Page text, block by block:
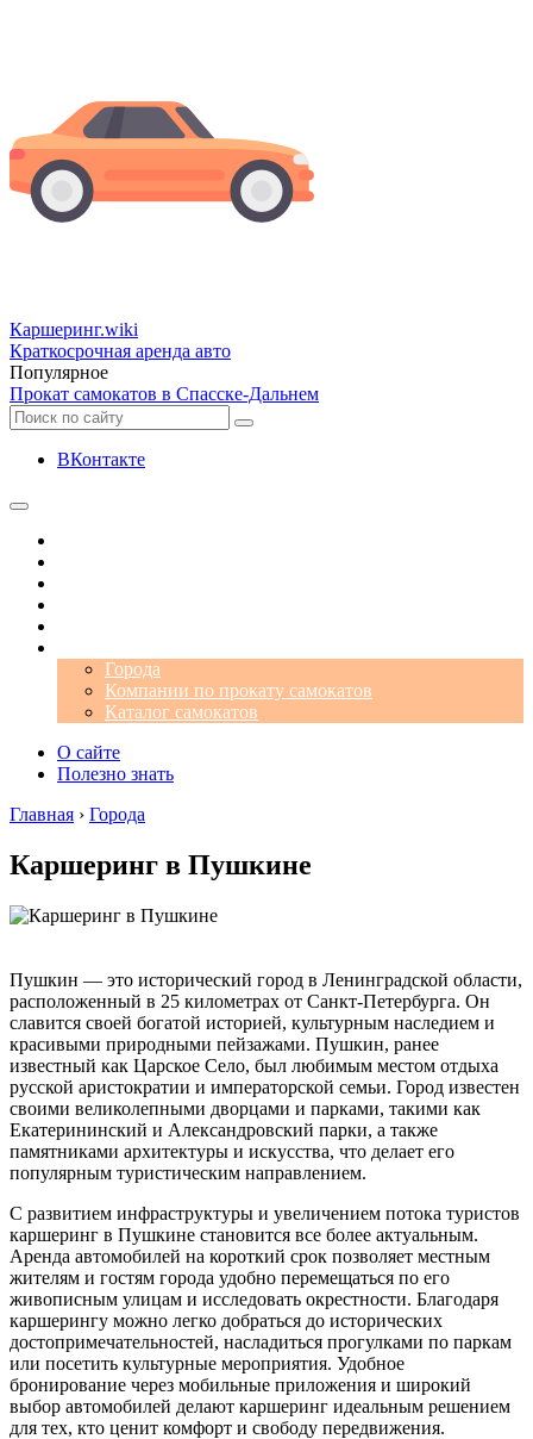
Каршеринг.wiki
Краткосрочная аренда авто
Популярное
Прокат самокатов в Спасске-Дальнем
ВКонтакте
Города
Компании по прокату самокатов
Каталог самокатов
О сайте
Полезно знать
Главная › Города
Каршеринг в Пушкине
Пушкин — это исторический город в Ленинградской области,
расположенный в 25 километрах от Санкт-Петербурга. Он
славится своей богатой историей, культурным наследием и
красивыми природными пейзажами. Пушкин, ранее
известный как Царское Село, был любимым местом отдыха
русской аристократии и императорской семьи. Город известен
своими великолепными дворцами и парками, такими как
Екатерининский и Александровский парки, а также
памятниками архитектуры и искусства, что делает его
популярным туристическим направлением.
С развитием инфраструктуры и увеличением потока туристов
каршеринг в Пушкине становится все более актуальным.
Аренда автомобилей на короткий срок позволяет местным
жителям и гостям города удобно перемещаться по его
живописным улицам и исследовать окрестности. Благодаря
каршерингу можно легко добраться до исторических
достопримечательностей, насладиться прогулками по паркам
или посетить культурные мероприятия. Удобное
бронирование через мобильные приложения и широкий
выбор автомобилей делают каршеринг идеальным решением
для тех, кто ценит комфорт и свободу передвижения.